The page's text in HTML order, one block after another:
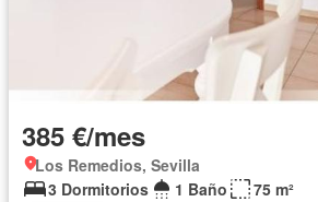
385 €/mes
Los Remedios, Sevilla
3 Dormitorios
1 Baño
75 m²